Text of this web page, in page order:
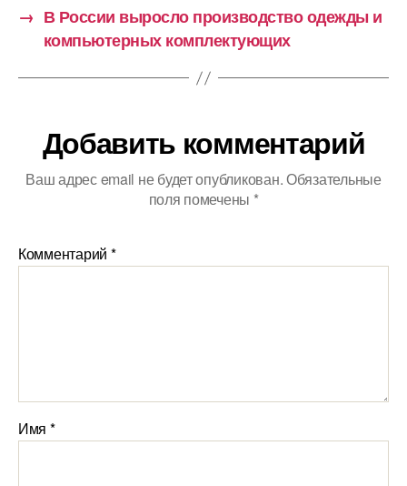
→ В России выросло производство одежды и
компьютерных комплектующих
Добавить комментарий
Ваш адрес email не будет опубликован.Обязательные
поля помечены *
Комментарий *
Имя *